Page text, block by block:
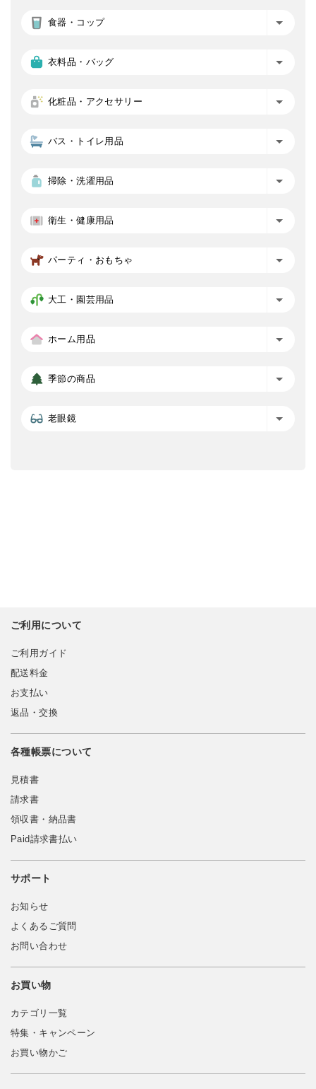
食器・コップ
衣料品・バッグ
化粧品・アクセサリー
バス・トイレ用品
掃除・洗濯用品
衛生・健康用品
パーティ・おもちゃ
大工・園芸用品
ホーム用品
季節の商品
老眼鏡
ご利用について
ご利用ガイド
配送料金
お支払い
返品・交換
各種帳票について
見積書
請求書
領収書・納品書
Paid請求書払い
サポート
お知らせ
よくあるご質問
お問い合わせ
お買い物
カテゴリ一覧
特集・キャンペーン
お買い物かご